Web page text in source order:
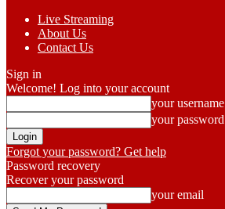
Live Streaming
About Us
Contact Us
Sign in
Welcome! Log into your account
your username
your password
Forgot your password? Get help
Password recovery
Recover your password
your email